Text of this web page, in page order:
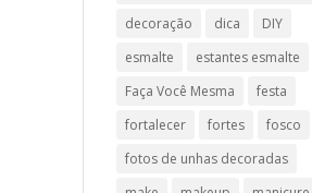
decoração
dica
DIY
esmalte
estantes esmalte
Faça Você Mesma
festa
fortalecer
fortes
fosco
fotos de unhas decoradas